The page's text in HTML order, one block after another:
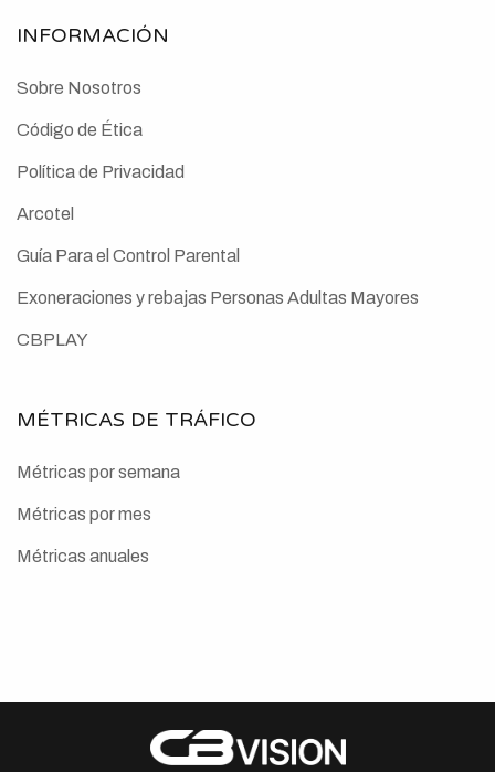
INFORMACIÓN
Sobre Nosotros
Código de Ética
Política de Privacidad
Arcotel
Guía Para el Control Parental
Exoneraciones y rebajas Personas Adultas Mayores
CBPLAY
MÉTRICAS DE TRÁFICO
Métricas por semana
Métricas por mes
Métricas anuales